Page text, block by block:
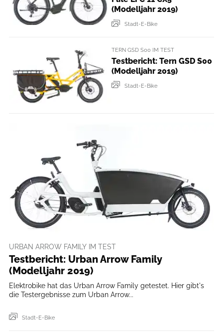
(Modelljahr 2019)
Stadt-E-Bike
TERN GSD S00 IM TEST
Testbericht: Tern GSD S00
(Modelljahr 2019)
Stadt-E-Bike
URBAN ARROW FAMILY IM TEST
Testbericht: Urban Arrow Family
(Modelljahr 2019)
Elektrobike hat das Urban Arrow Family getestet. Hier gibt's
die Testergebnisse zum Urban Arrow...
Stadt-E-Bike